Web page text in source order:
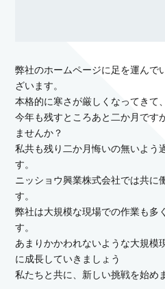
弊社のホームページに足を運んで
ざいます。
本格的に寒さが厳しくなってきて
今年も残すところあと二か月です
ませんか？
私共も残り二か月悔いの無いよう
す。
ニッショウ興業株式会社では共に
す。
弊社は大規模な現場での作業も多
す。
あまりかかわれないような大規模
に成長していきましょう
私たちと共に、新しい挑戦を始め